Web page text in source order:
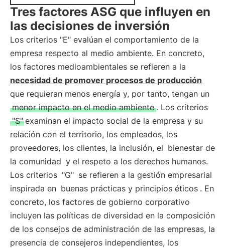
Tres factores ASG que influyen en
las decisiones de inversión
Los criterios "E" evalúan el comportamiento de la
empresa respecto al medio ambiente. En concreto,
los factores medioambientales se refieren a la
necesidad de promover procesos de producción
que requieran menos energía y, por tanto, tengan un
menor impacto en el medio ambiente . Los criterios
"S" examinan el impacto social de la empresa y su
relación con el territorio, los empleados, los
proveedores, los clientes, la inclusión, el bienestar de
la comunidad y el respeto a los derechos humanos.
Los criterios "G" se refieren a la gestión empresarial
inspirada en buenas prácticas y principios éticos . En
concreto, los factores de gobierno corporativo
incluyen las políticas de diversidad en la composición
de los consejos de administración de las empresas, la
presencia de consejeros independientes, los